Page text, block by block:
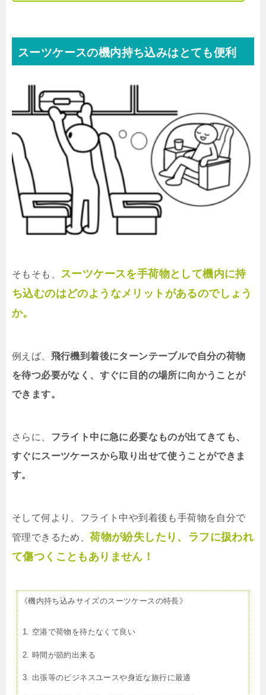
スーツケースの機内持ち込みはとても便利
そもそも、
スーツケースを手荷物として機内に持
ち込むのはどのようなメリットがあるのでしょう
か。
例えば、 飛行機到着後にターンテーブルで自分の荷物
を待つ必要がなく、すぐに目的の場所に向かうことが
できます。
さらに、 フライト中に急に必要なものが出てきても、
すぐにスーツケースから取り出せて使うことができま
す。
そして何より、フライト中や到着後も手荷物を自分で
管理できるため、荷物が紛失したり、ラフに扱われ
て傷つくこともありません！
《機内持ち込みサイズのスーツケースの特長》
空港で荷物を待たなくて良い
時間が節約出来る
出張等のビジネスユースや身近な旅行に最適